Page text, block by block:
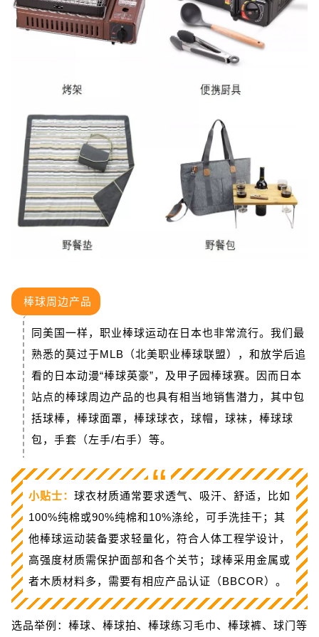
棒球周边产品
同美国一样，职业棒球运动在日本也非常流行。我们最
熟悉的莫过于MLB（北美职业棒球联盟），和放学后追
看的日本动漫“棒球英豪”，及甲子园棒球赛。因而日本
站点的棒球周边产品的也具有相当地销售潜力，其中包
括球棒，棒球面罩，棒球球衣，球帽，球袜，棒球球
包，手套（左手/右手）等。
“
小贴士： 球衣材质通常要求透气、吸汗、舒适，比如
100%纯棉或90%纯棉和10%涤纶，可手洗挂干；其
他棒球运动装备要求轻量化，符合人体工程学设计，
高强度材质需保护面部和各个关节；球棒采用金属或
者木质材料多，需要有相应产品认证（BBCOR）。
选品举例：棒球、棒球拍、棒球练习毛巾、棒球裤、球门等